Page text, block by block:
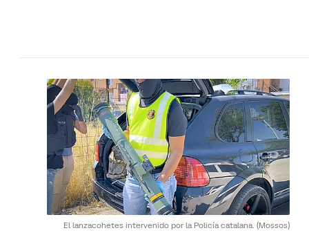
El lanzacohetes intervenido por la Policía catalana. (Mossos)